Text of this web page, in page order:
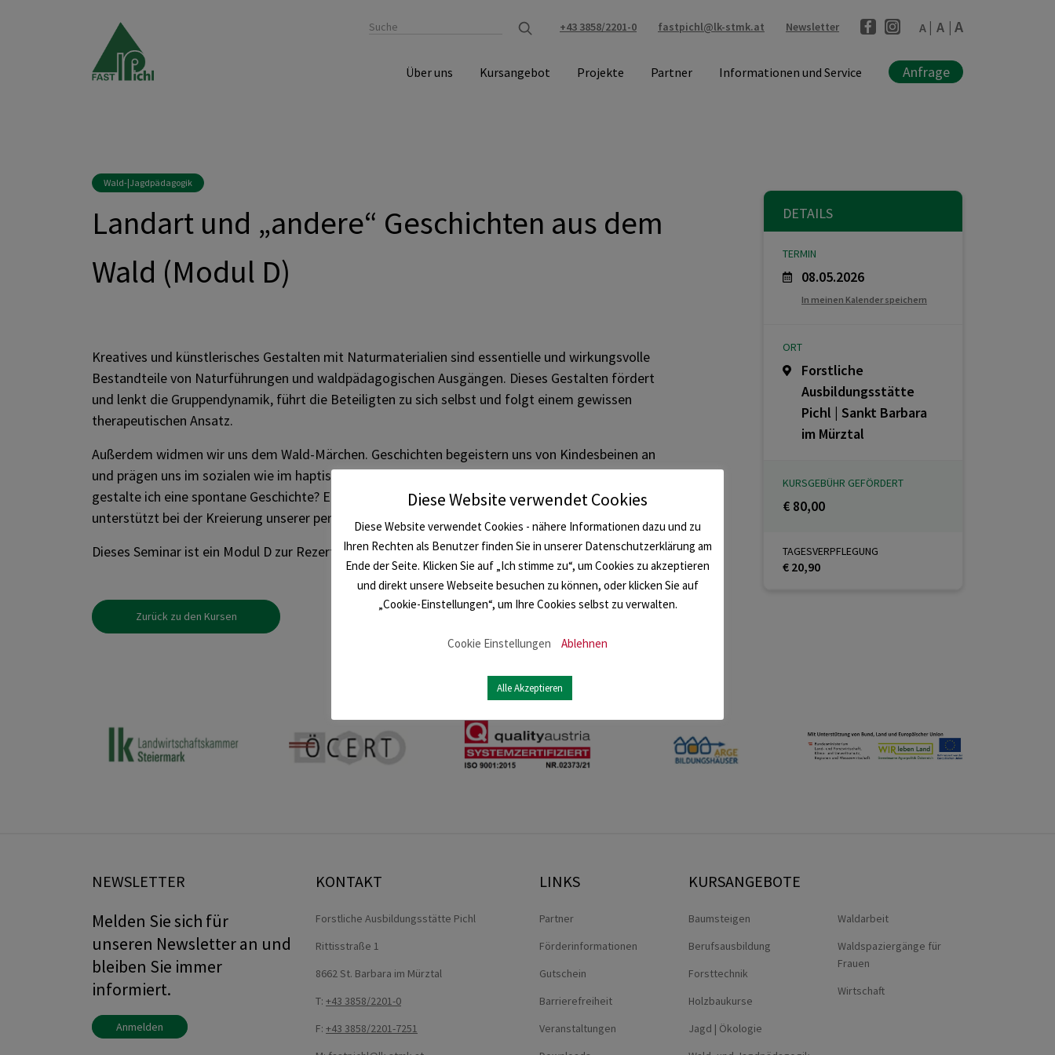
+43 3858/2201-0 fastpichl@lk-stmk.at Newsletter A A A
Über uns Kursangebot Projekte Partner Informationen und Service Anfrage
Wald-|Jagdpädagogik
Landart und „andere“ Geschichten aus dem
Wald (Modul D)
Kreatives und künstlerisches Gestalten mit Naturmaterialien sind essentielle und wirkungsvolle
Bestandteile von Naturführungen und waldpädagogischen Ausgängen. Dieses Gestalten fördert
und lenkt die Gruppendynamik, führt die Beteiligten zu sich selbst und folgt einem gewissen
therapeutischen Ansatz.
Außerdem widmen wir uns dem Wald-Märchen. Geschichten begeistern uns von Kindesbeinen an
und prägen uns im sozialen wie im haptischen Tun. Wie baue ich eine Erzählung auf, und wie
gestalte ich eine spontane Geschichte? Ein professioneller Märchenerzähler gibt Beispiele und
unterstützt bei der Kreierung unserer persönlichen Wald-Geschichten!
Dieses Seminar ist ein Modul D zur Rezertifizierung für Waldvermittler:innen und Interessierte.
Zurück zu den Kursen
DETAILS
TERMIN
08.05.2026
In meinen Kalender speichern
ORT
Forstliche
Ausbildungsstätte
Pichl | Sankt Barbara
im Mürztal
KURSGEBÜHR GEFÖRDERT
€ 80,00
TAGESVERPFLEGUNG
€ 20,90
NEWSLETTER
Melden Sie sich für
unseren Newsletter an und
bleiben Sie immer
informiert.
Anmelden
KONTAKT
Forstliche Ausbildungsstätte Pichl
Rittisstraße 1
8662 St. Barbara im Mürztal
T: +43 3858/2201-0
F: +43 3858/2201-7251
LINKS
Partner
Förderinformationen
Gutschein
Barrierefreiheit
Veranstaltungen
KURSANGEBOTE
Baumsteigen
Berufsausbildung
Forsttechnik
Holzbaukurse
Jagd | Ökologie
Waldarbeit
Waldspaziergänge für
Frauen
Wirtschaft
Diese Website verwendet Cookies
Diese Website verwendet Cookies - nähere Informationen dazu und zu
Ihren Rechten als Benutzer finden Sie in unserer Datenschutzerklärung am
Ende der Seite. Klicken Sie auf „Ich stimme zu“, um Cookies zu akzeptieren
und direkt unsere Webseite besuchen zu können, oder klicken Sie auf
„Cookie-Einstellungen“, um Ihre Cookies selbst zu verwalten.
Cookie Einstellungen Ablehnen
Alle Akzeptieren